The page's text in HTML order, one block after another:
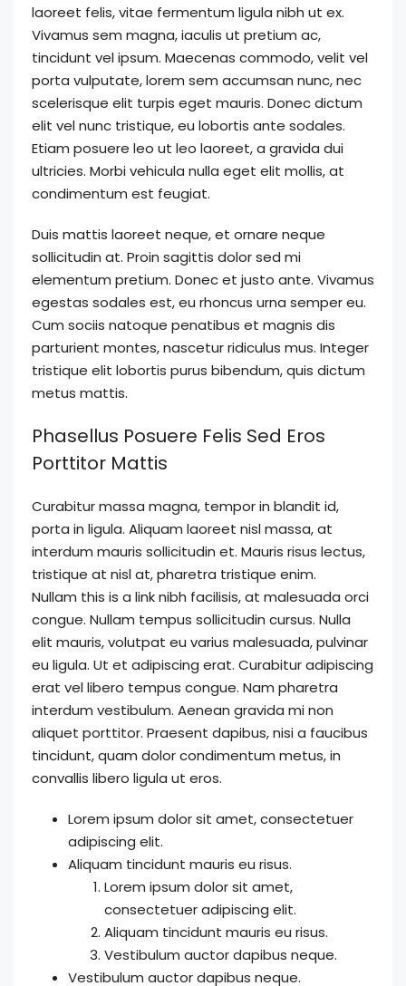
laoreet felis, vitae fermentum ligula nibh ut ex.
Vivamus sem magna, iaculis ut pretium ac,
tincidunt vel ipsum. Maecenas commodo, velit vel
porta vulputate, lorem sem accumsan nunc, nec
scelerisque elit turpis eget mauris. Donec dictum
elit vel nunc tristique, eu lobortis ante sodales.
Etiam posuere leo ut leo laoreet, a gravida dui
ultricies. Morbi vehicula nulla eget elit mollis, at
condimentum est feugiat.
Duis mattis laoreet neque, et ornare neque
sollicitudin at. Proin sagittis dolor sed mi
elementum pretium. Donec et justo ante. Vivamus
egestas sodales est, eu rhoncus urna semper eu.
Cum sociis natoque penatibus et magnis dis
parturient montes, nascetur ridiculus mus. Integer
tristique elit lobortis purus bibendum, quis dictum
metus mattis.
Phasellus Posuere Felis Sed Eros
Porttitor Mattis
Curabitur massa magna, tempor in blandit id,
porta in ligula. Aliquam laoreet nisl massa, at
interdum mauris sollicitudin et. Mauris risus lectus,
tristique at nisl at, pharetra tristique enim.
Nullam this is a link nibh facilisis, at malesuada orci
congue. Nullam tempus sollicitudin cursus. Nulla
elit mauris, volutpat eu varius malesuada, pulvinar
eu ligula. Ut et adipiscing erat. Curabitur adipiscing
erat vel libero tempus congue. Nam pharetra
interdum vestibulum. Aenean gravida mi non
aliquet porttitor. Praesent dapibus, nisi a faucibus
tincidunt, quam dolor condimentum metus, in
convallis libero ligula ut eros.
Lorem ipsum dolor sit amet, consectetuer
adipiscing elit.
Aliquam tincidunt mauris eu risus.
Lorem ipsum dolor sit amet,
consectetuer adipiscing elit.
Aliquam tincidunt mauris eu risus.
Vestibulum auctor dapibus neque.
Vestibulum auctor dapibus neque.